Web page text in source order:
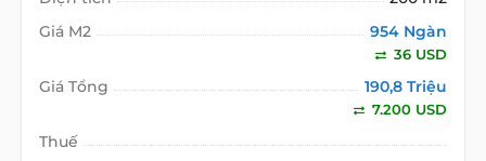
Giá M2
954 Ngàn
36 USD
Giá Tổng 190,8 Triệu
7.200 USD
Thuế